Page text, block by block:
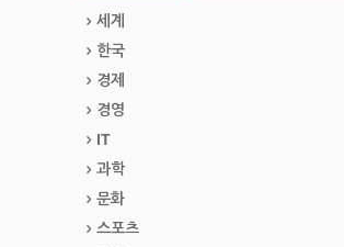
세계
한국
경제
경영
IT
과학
문화
스포츠